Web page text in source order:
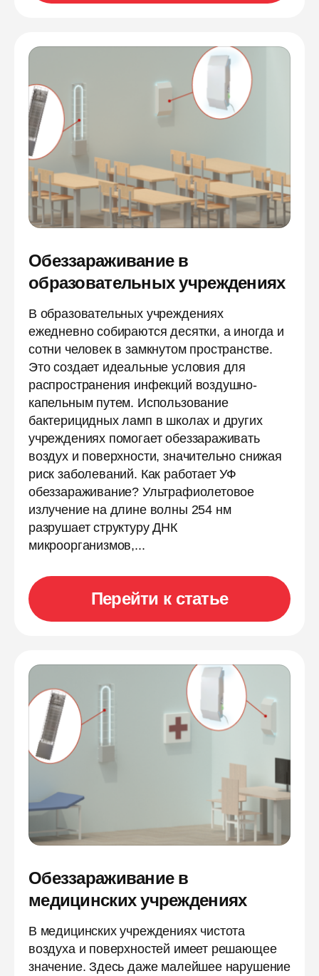
Обеззараживание в
образовательных учреждениях
В образовательных учреждениях
ежедневно собираются десятки, а иногда и
сотни человек в замкнутом пространстве.
Это создает идеальные условия для
распространения инфекций воздушно-
капельным путем. Использование
бактерицидных ламп в школах и других
учреждениях помогает обеззараживать
воздух и поверхности, значительно снижая
риск заболеваний. Как работает УФ
обеззараживание? Ультрафиолетовое
излучение на длине волны 254 нм
разрушает структуру ДНК
микроорганизмов,...
Перейти к статье
Обеззараживание в
медицинских учреждениях
В медицинских учреждениях чистота
воздуха и поверхностей имеет решающее
значение. Здесь даже малейшее нарушение